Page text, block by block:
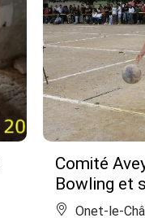
Comité
Bowling et
Onet-le-